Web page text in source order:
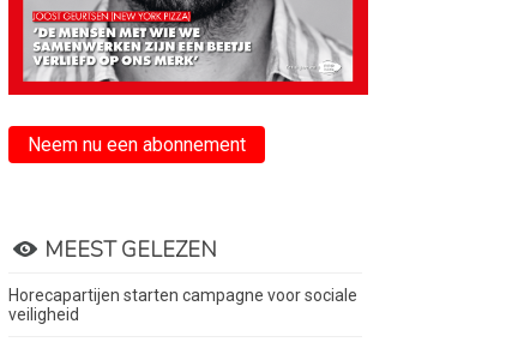
Neem nu een abonnement
MEEST GELEZEN
Horecapartijen starten campagne voor sociale
veiligheid